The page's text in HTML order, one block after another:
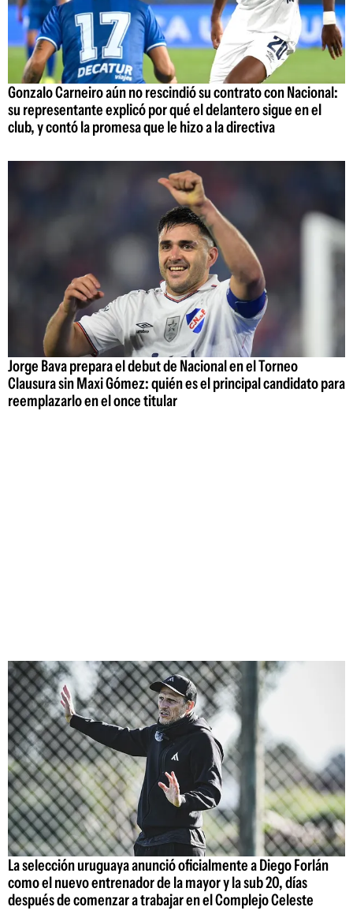
Gonzalo Carneiro aún no rescindió su contrato con Nacional:
su representante explicó por qué el delantero sigue en el
club, y contó la promesa que le hizo a la directiva
Jorge Bava prepara el debut de Nacional en el Torneo
Clausura sin Maxi Gómez: quién es el principal candidato para
reemplazarlo en el once titular
La selección uruguaya anunció oficialmente a Diego Forlán
como el nuevo entrenador de la mayor y la sub 20, días
después de comenzar a trabajar en el Complejo Celeste